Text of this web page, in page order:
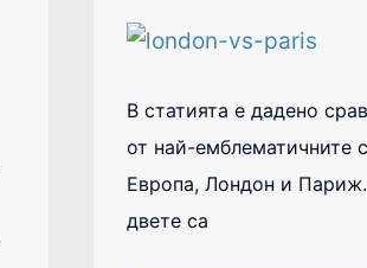
В статията е дадено
от най-емблематичните
Европа, Лондон и
двете са